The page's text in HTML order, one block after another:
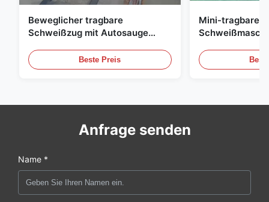
Beweglicher tragbare
Schweißzug mit Autosauge
Schweißwagen für den
Schiffbau
Beste Preis
Mini-tragbare
Anfrage senden
Name *